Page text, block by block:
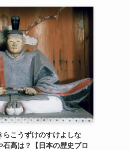
らこうずけのすけよしな
高は？【日本の歴史ブロ